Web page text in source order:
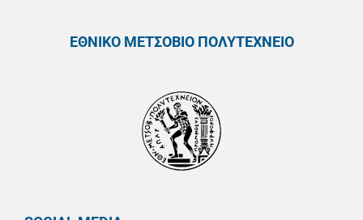
ΕΘΝΙΚΟ ΜΕΤΣΟΒΙΟ ΠΟΛΥΤΕΧΝΕΙΟ